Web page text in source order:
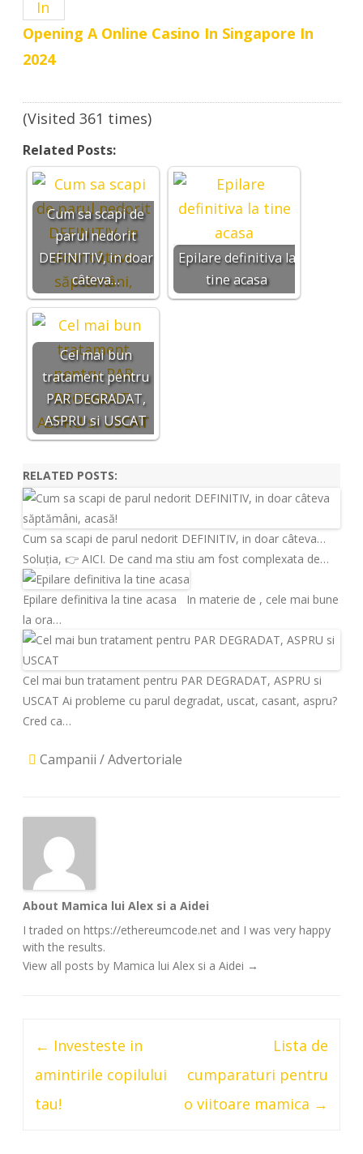
Opening A Online Casino In Singapore In
2024
(Visited 361 times)
Related Posts:
Cum sa scapi de
parul nedorit
DEFINITIV, in doar
câteva…
Epilare definitiva la
tine acasa
Cel mai bun
tratament pentru
PAR DEGRADAT,
ASPRU si USCAT
RELATED POSTS:
Cum sa scapi de parul nedorit DEFINITIV, in doar câteva…
Soluția, 👉 AICI. De cand ma stiu am fost complexata de…
Epilare definitiva la tine acasa In materie de , cele mai bune
la ora…
Cel mai bun tratament pentru PAR DEGRADAT, ASPRU si
USCAT Ai probleme cu parul degradat, uscat, casant, aspru?
Cred ca…
Campanii / Advertoriale
About Mamica lui Alex si a Aidei
I traded on https://ethereumcode.net and I was very happy
with the results.
View all posts by Mamica lui Alex si a Aidei →
← Investeste in
amintirile copilului
tau!
Lista de
cumparaturi pentru
o viitoare mamica →